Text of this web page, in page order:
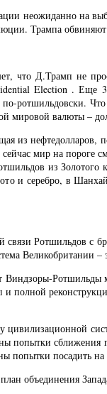
неожиданно на
Трампа
что Д.Трамп не
Election . Еще
ротшильдовски.
мировой валюты –
из
мир на пороге
из
и серебро, в
Ротшильдов с
Великобритании
Виндзоры-
и полной
цивилизационной
попытки
попытки посадить
объединения